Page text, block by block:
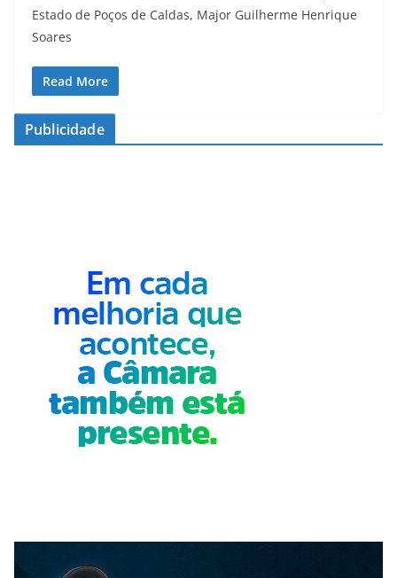
Estado de Poços de Caldas, Major Guilherme Henrique
Soares
Read More
Publicidade